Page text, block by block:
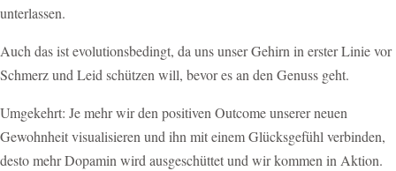
unterlassen.
Auch das ist evolutionsbedingt, da uns unser Gehirn in erster Linie vor
Schmerz und Leid schützen will, bevor es an den Genuss geht.
Umgekehrt: Je mehr wir den positiven Outcome unserer neuen
Gewohnheit visualisieren und ihn mit einem Glücksgefühl verbinden,
desto mehr Dopamin wird ausgeschüttet und wir kommen in Aktion.